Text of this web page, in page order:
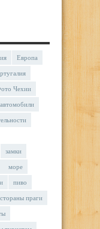
Европа
Чехии
автомобили
замки
море
пиво
праги